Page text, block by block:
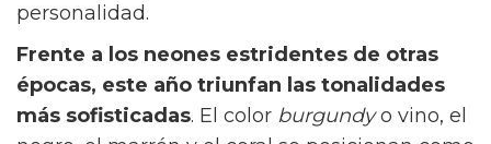
personalidad.
Frente a los neones estridentes de otras
épocas, este año triunfan las tonalidades
más sofisticadas. El color burgundyo vino, el